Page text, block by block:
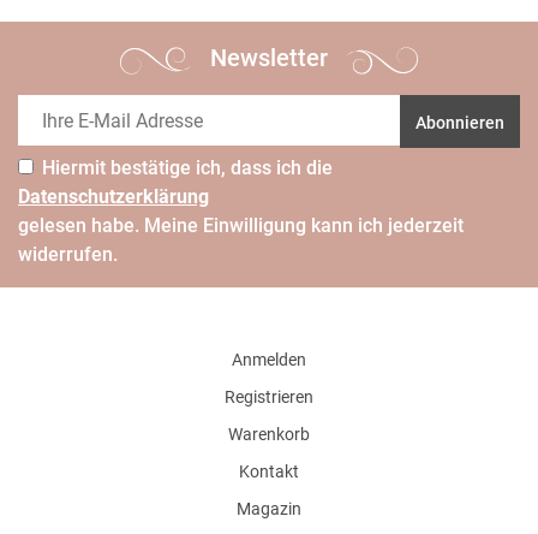
Newsletter
Abonnieren
Hiermit bestätige ich, dass ich die
Daten­schutz­erklärung
gelesen habe. Meine Einwilligung kann ich jederzeit
widerrufen.
Anmelden
Registrieren
Warenkorb
Kontakt
Magazin